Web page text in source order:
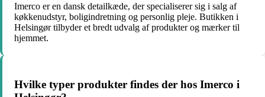
Imerco er en dansk detailkæde, der specialiserer sig i salg af
køkkenudstyr, boligindretning og personlig pleje. Butikken i
Helsingør tilbyder et bredt udvalg af produkter og mærker til
hjemmet.
Hvilke typer produkter findes der hos Imerco i